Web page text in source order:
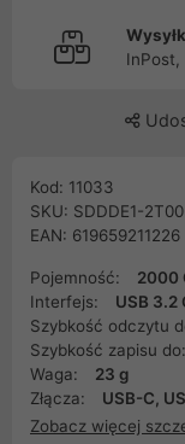
InPost,
Kod: 11033
SKU: SDDDE1-
EAN: 619659211226
Pojemność:
2000
Interfejs:
USB 3.2
Szybkość odczytu
Szybkość zapisu do:
Waga:
23 g
Złącza:
USB-C,
Zobacz więcej